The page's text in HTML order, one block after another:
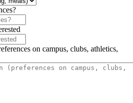
on campus, clubs, athletics,